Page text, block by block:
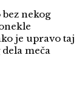
nekog
je upravo taj
meča